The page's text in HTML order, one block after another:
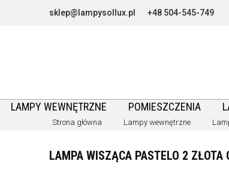
sklep@lampysollux.pl +48 504-545-749
LAMPY WEWNĘTRZNE POMIESZCZENIA
Strona główna Lampy wewnętrzne
LAMPA WISZĄCA PASTELO 2